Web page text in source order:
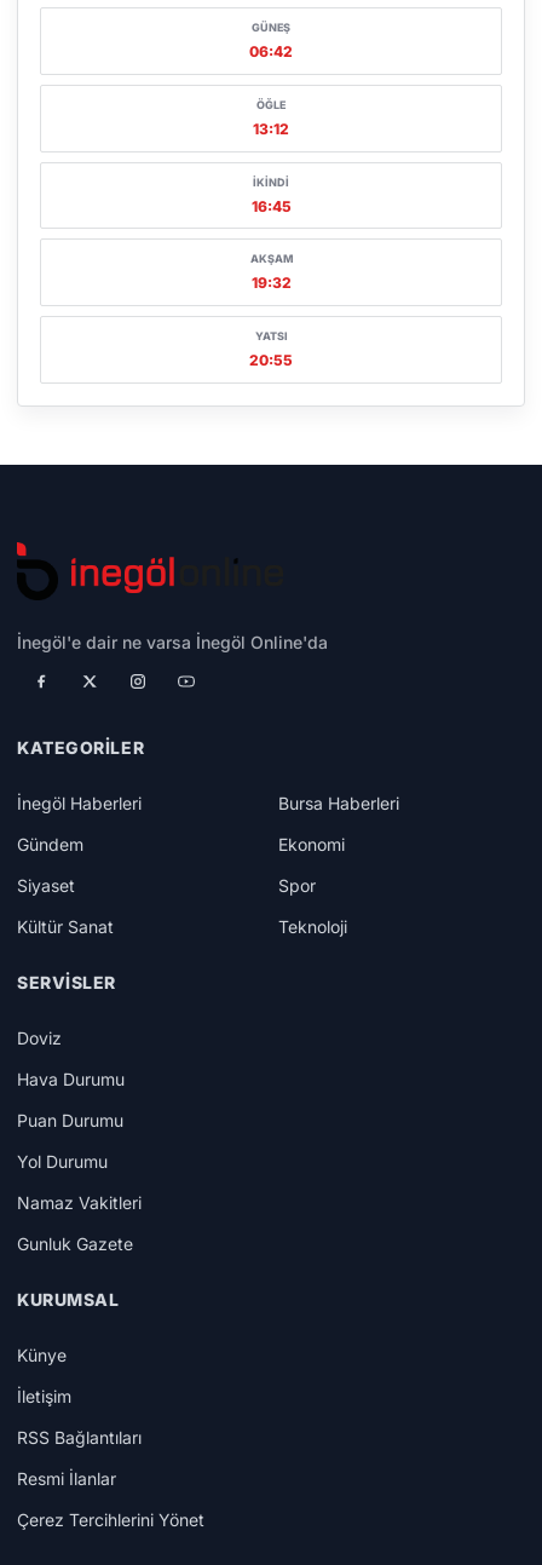
GÜNEŞ
06:42
ÖĞLE
13:12
İKINDI
16:45
AKŞAM
19:32
YATSI
20:55
İnegöl'e dair ne varsa İnegöl Online'da
KATEGORILER
İnegöl Haberleri
Bursa Haberleri
Gündem
Ekonomi
Siyaset
Spor
Kültür Sanat
Teknoloji
SERVISLER
Doviz
Hava Durumu
Puan Durumu
Yol Durumu
Namaz Vakitleri
Gunluk Gazete
KURUMSAL
Künye
İletişim
RSS Bağlantıları
Resmi İlanlar
Çerez Tercihlerini Yönet